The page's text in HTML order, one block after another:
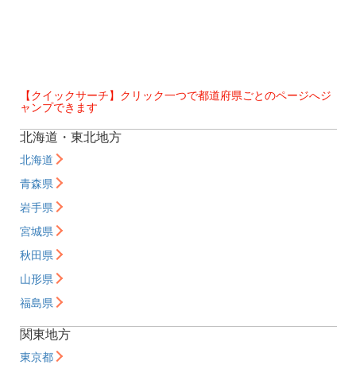
【クイックサーチ】クリック一つで都道府県ごとのページへジ
ャンプできます
北海道・東北地方
北海道
青森県
岩手県
宮城県
秋田県
山形県
福島県
関東地方
東京都